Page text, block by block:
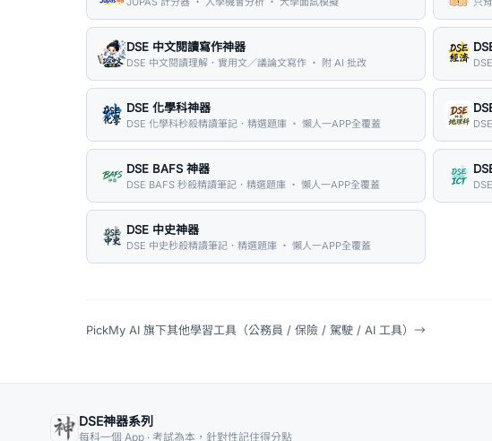
DSE 中文閱讀寫作神器
DSE 中文閱讀理解．實用文／議論文寫作 ・ 附 AI 批改
DSE 化學科神器
DSE 化學科秒殺精讀筆記．精選題庫 ・ 懶人一APP全覆蓋
DSE BAFS 神器
DSE BAFS 秒殺精讀筆記．精選題庫 ・ 懶人一APP全覆蓋
DSE 中史神器
DSE 中史秒殺精讀筆記．精選題庫 ・ 懶人一APP全覆蓋
PickMy AI 旗下其他學習工具（公務員 / 保險 / 駕駛 / AI 工具） →
DSE神器系列
每科一個 App · 考試為本，針對性記住得分點